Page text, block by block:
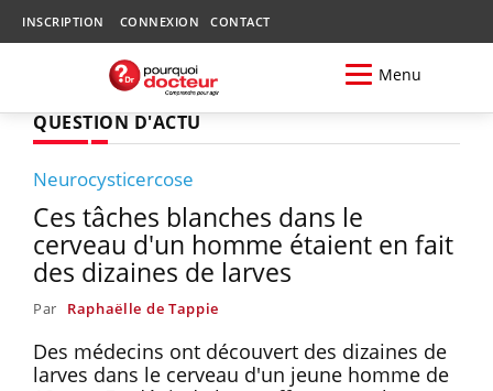
INSCRIPTION CONNEXION CONTACT
Menu
QUESTION D'ACTU
Neurocysticercose
Ces tâches blanches dans le
cerveau d'un homme étaient en fait
des dizaines de larves
Par Raphaëlle de Tappie
Des médecins ont découvert des dizaines de
larves dans le cerveau d'un jeune homme de